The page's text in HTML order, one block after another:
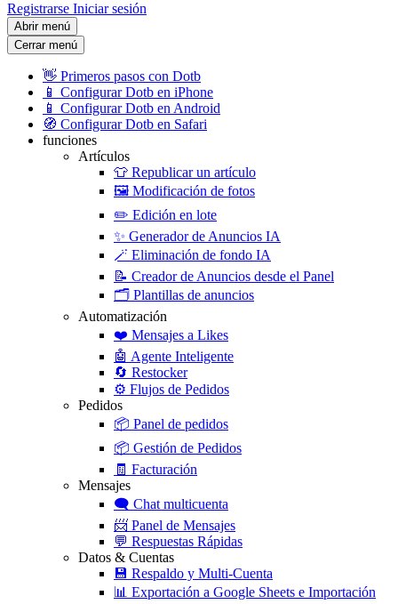
Registrarse Iniciar sesión
Abrir menú
Cerrar menú
👋 Primeros pasos con Dotb
📱 Configurar Dotb en iPhone
📱 Configurar Dotb en Android
🧭 Configurar Dotb en Safari
funciones
Artículos
👕 Republicar un artículo
🖼️ Modificación de fotos
✏️ Edición en lote
✨ Generador de Anuncios IA
🪄 Eliminación de fondo IA
📝 Creador de Anuncios desde el Panel
🗂️ Plantillas de anuncios
Automatización
❤️ Mensajes a Likes
🤖 Agente Inteligente
🔄 Restocker
⚙️ Flujos de Pedidos
Pedidos
📦 Panel de pedidos
📦 Gestión de Pedidos
🧾 Facturación
Mensajes
🗨️ Chat multicuenta
📨 Panel de Mensajes
💬 Respuestas Rápidas
Datos & Cuentas
💾 Respaldo y Multi-Cuenta
📊 Exportación a Google Sheets e Importación